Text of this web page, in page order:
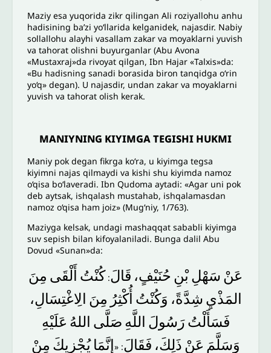
Maziy esa yuqorida zikr qilingan Ali roziyallohu anhu
hadisining ba’zi yo‘llarida kelganidek, najasdir. Nabiy
sollallohu alayhi vasallam zakar va moyaklarni yuvish
va tahorat olishni buyurganlar (Abu Avona
«Mustaxraj»da rivoyat qilgan, Ibn Hajar «Talxis»da:
«Bu hadisning sanadi borasida biron tanqidga o‘rin
yo‘q» degan). U najasdir, undan zakar va moyaklarni
yuvish va tahorat olish kerak.
MANIYNING KIYIMGA TEGISHI HUKMI
Maniy pok degan fikrga ko‘ra, u kiyimga tegsa
kiyimni najas qilmaydi va kishi shu kiyimda namoz
o‘qisa bo‘laveradi. Ibn Qudoma aytadi: «Agar uni pok
deb aytsak, ishqalash mustahab, ishqalamasdan
namoz o‘qisa ham joiz» (Mug‘niy, 1/763).
Maziyga kelsak, undagi mashaqqat sababli kiyimga
suv sepish bilan kifoyalaniladi. Bunga dalil Abu
Dovud «Sunan»da:
عَنْ سَهْلِبْنِ حُنَيْفٍ، قَالَ: كُنْتُ أَلْقَى مِنَ
المَذْيِ شِدَّةً، وَكُنْتُ أُكْثِرُ مِنَ الِاغْتِسَالِ،
فَسَأَلْتُ رَسُولَ اللَّهِ صَلَّى اللهُ عَلَيْهِ
وَسَلَّمَ عَنْ ذَلِكَ، فَقَالَ: « إِنَّمَا يُجْزِيكَ مِنْ